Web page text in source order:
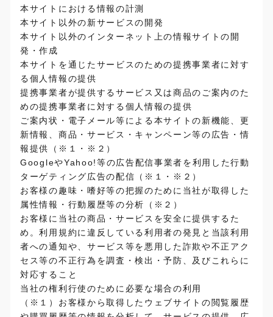
本サイトにおける情報の計測
本サイト以外の新サービスの開発
本サイト以外のインターネット上の情報サイトの開
発・作成
本サイトを通じたサービスのための提携事業者に対す
る個人情報の提供
提携事業者が提供するサービス又は商品のご案内のた
めの提携事業者に対する個人情報の提供
ご案内状・電子メール等による本サイトの新機能、更
新情報、商品・サービス・キャンペーン等の広告・情
報提供（※１・※２）
GoogleやYahoo!等の広告配信事業者を利用した行動
ターゲティング広告の配信（※１・※２）
お客様の趣味・嗜好等の把握のために当社が取得した
属性情報・行動履歴等の分析（※２）
お客様に当社の商品・サービスを安全に提供するた
め。利用規約に違反している利用者の発見と当該利用
者への通知や、サービス等を悪用した詐欺や不正アク
セス等の不正行為を調査・検出・予防、及びこれらに
対応すること
当社の権利行使のために必要な場合の利用
（※１）お客様から取得したウェブサイトの閲覧履歴